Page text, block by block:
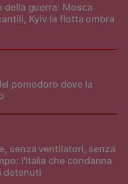
della guerra: Mosca
Kyiv la flotta ombra
pomodoro dove la
senza ventilatori, senza
l'Italia che condanna
detenuti